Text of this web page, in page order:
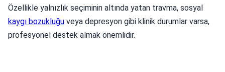
Özellikle yalnızlık seçiminin altında yatan travma, sosyal
kaygı bozukluğu veya depresyon gibi klinik durumlar varsa,
profesyonel destek almak önemlidir.